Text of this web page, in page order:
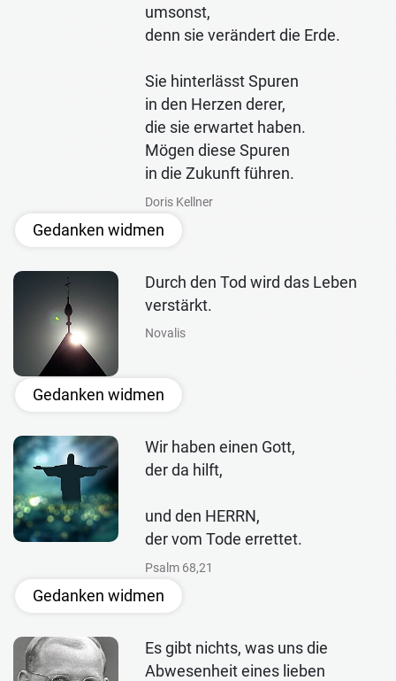
umsonst,
denn sie verändert die Erde.
Sie hinterlässt Spuren
in den Herzen derer,
die sie erwartet haben.
Mögen diese Spuren
in die Zukunft führen.
Doris Kellner
Gedanken widmen
Durch den Tod wird das Leben
verstärkt.
Novalis
Gedanken widmen
Wir haben einen Gott,
der da hilft,
und den HERRN,
der vom Tode errettet.
Psalm 68,21
Gedanken widmen
Es gibt nichts, was uns die
Abwesenheit eines lieben